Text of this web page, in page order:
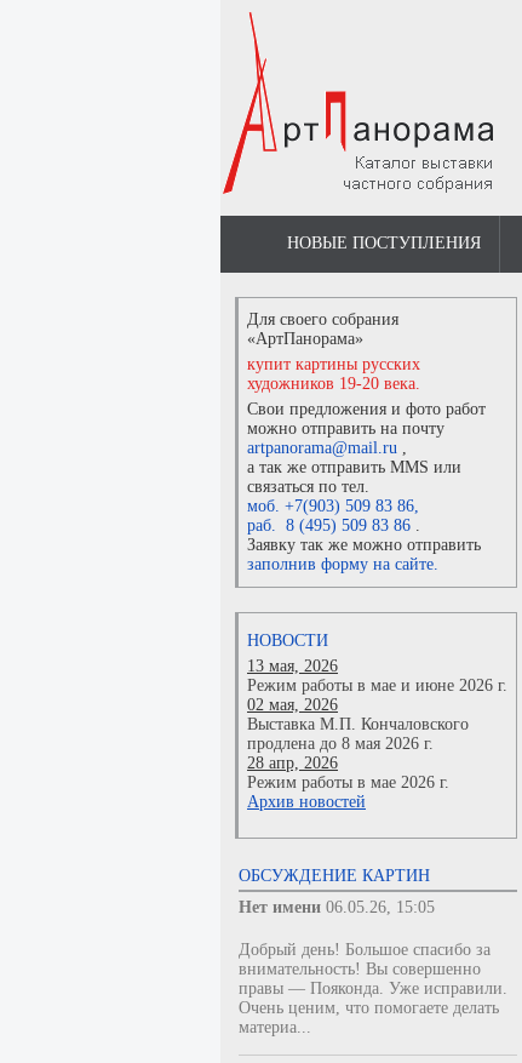
НОВЫЕ ПОСТУПЛЕНИЯ
Для своего собрания
«АртПанорама»
купит картины русских
художников 19-20 века.
Свои предложения и фото работ
можно отправить на почту
artpanorama@mail.ru ,
а так же отправить MMS или
связаться по тел.
моб. +7(903) 509 83 86,
раб. 8 (495) 509 83 86 .
Заявку так же можно отправить
заполнив форму на сайте.
НОВОСТИ
13 мая, 2026
Режим работы в мае и июне 2026 г.
02 мая, 2026
Выставка М.П. Кончаловского
продлена до 8 мая 2026 г.
28 апр, 2026
Режим работы в мае 2026 г.
Архив новостей
ОБСУЖДЕНИЕ КАРТИН
Нет имени 06.05.26, 15:05
Добрый день! Большое спасибо за
внимательность! Вы совершенно
правы — Пояконда. Уже исправили.
Очень ценим, что помогаете делать
материа...